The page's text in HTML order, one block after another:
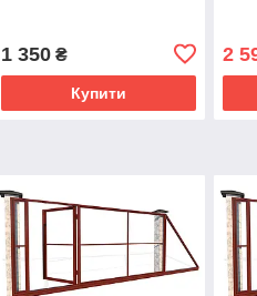
1 350₴
Купити
2